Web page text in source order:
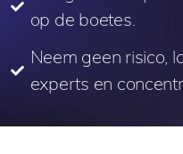
op de boetes.
Neem geen risico,
experts en